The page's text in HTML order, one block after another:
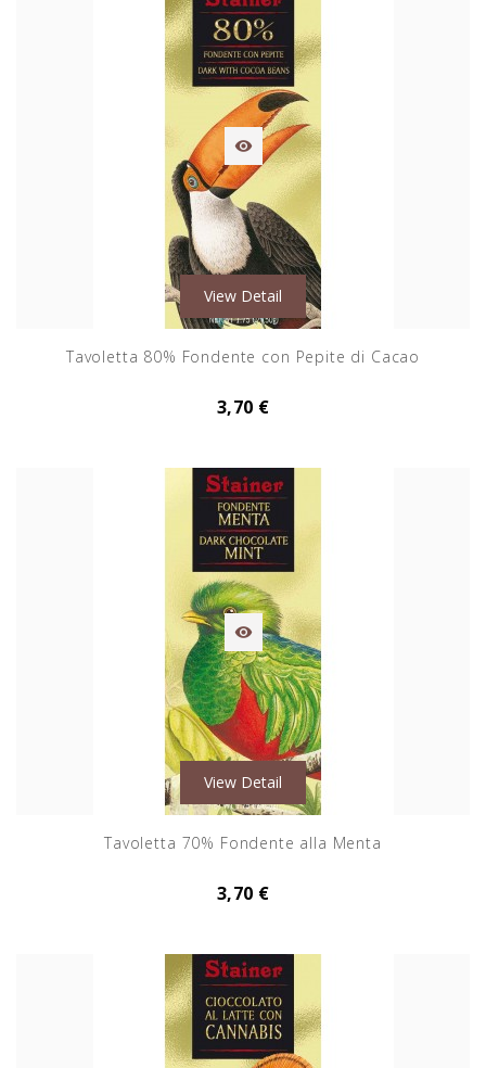

View Detail
Tavoletta 80% Fondente con Pepite di Cacao
3,70 €

View Detail
Tavoletta 70% Fondente alla Menta
3,70 €